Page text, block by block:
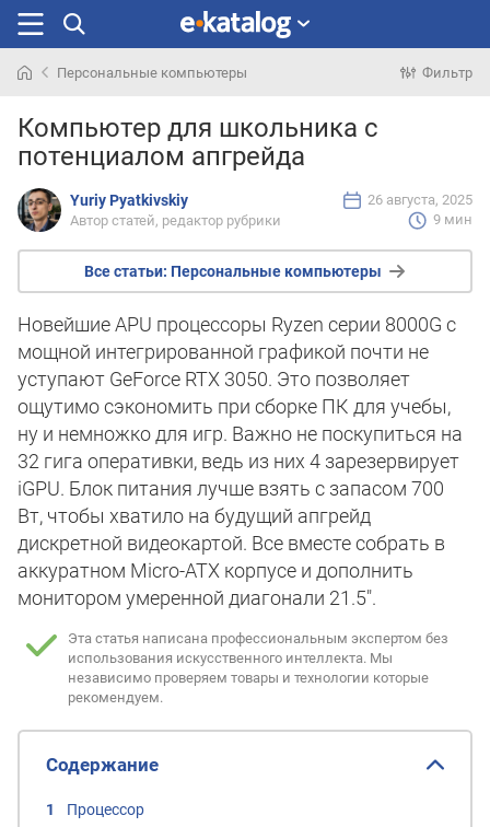
раньше
Персональные компьютеры Фильтр
Компьютер для школьника с
потенциалом апгрейда
Yuriy Pyatkivskiy
Автор статей, редактор рубрики 9 мин
26 августа, 2025
Все статьи: Персональные компьютеры
Новейшие APU процессоры Ryzen серии 8000G с
мощной интегрированной графикой почти не
уступают GeForce RTX 3050. Это позволяет
ощутимо сэкономить при сборке ПК для учебы,
ну и немножко для игр. Важно не поскупиться на
32 гига оперативки, ведь из них 4 зарезервирует
iGPU. Блок питания лучше взять с запасом 700
Вт, чтобы хватило на будущий апгрейд
дискретной видеокартой. Все вместе собрать в
аккуратном Micro-ATX корпусе и дополнить
монитором умеренной диагонали 21.5".
Эта статья написана профессиональным экспертом без
использования искусственного интеллекта. Мы
независимо проверяем товары и технологии которые
рекомендуем.
Содержание
Процессор